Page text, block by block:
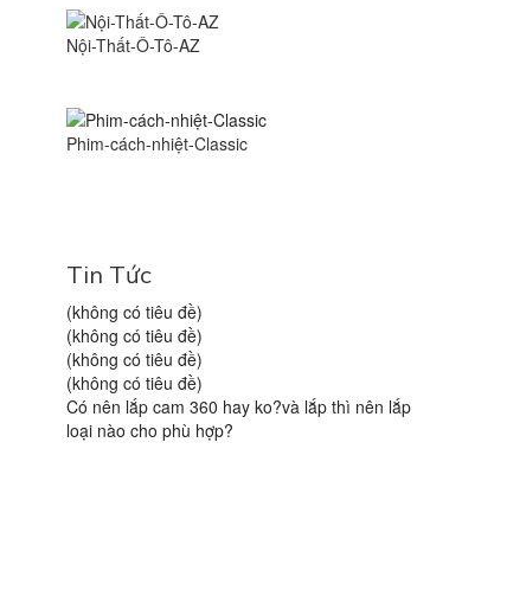
Nội-Thất-Ô-Tô-AZ
Phim-cách-nhiệt-Classic
Tin Tức
(không có tiêu đề)
(không có tiêu đề)
(không có tiêu đề)
(không có tiêu đề)
Có nên lắp cam 360 hay ko?và lắp thì nên lắp
loại nào cho phù hợp?